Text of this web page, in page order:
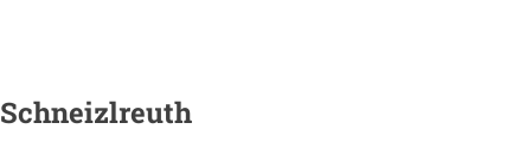
Schneizlreuth